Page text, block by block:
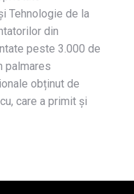
Tehnologie de la
din
peste 3.000 de
palmares
obținut de
care a primit și